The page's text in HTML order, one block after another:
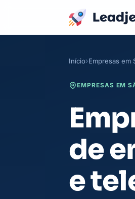
Início Empresas em
EMPRESAS EM
de
e